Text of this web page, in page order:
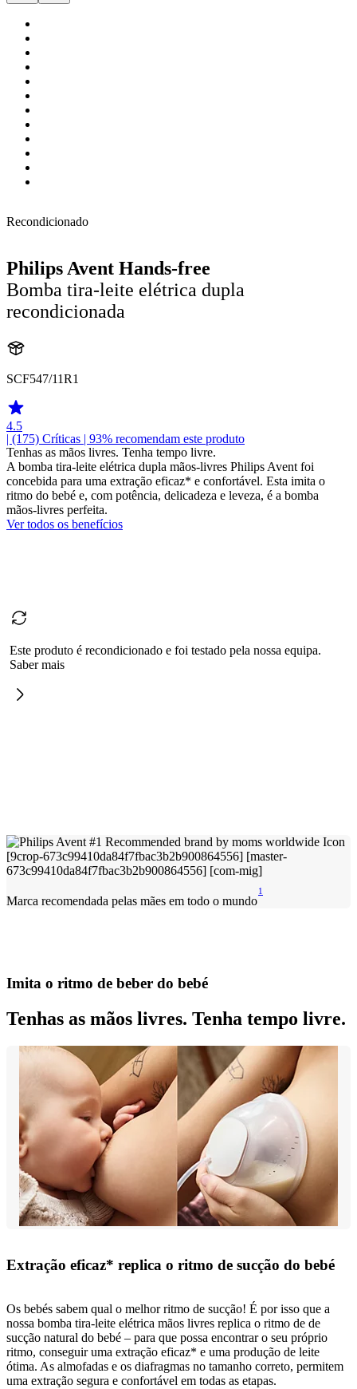
Recondicionado
Philips Avent Hands-free
Bomba tira-leite elétrica dupla
recondicionada
SCF547/11R1
4.5
| (175) Críticas | 93% recomendam este produto
Tenhas as mãos livres. Tenha tempo livre.
A bomba tira-leite elétrica dupla mãos-livres Philips Avent foi
concebida para uma extração eficaz* e confortável. Esta imita o
ritmo do bebé e, com potência, delicadeza e leveza, é a bomba
mãos-livres perfeita.
Ver todos os benefícios
Este produto é recondicionado e foi testado pela nossa equipa.
Saber mais
Marca recomendada pelas mães em todo o mundo
1
Imita o ritmo de beber do bebé
Tenhas as mãos livres. Tenha tempo livre.
Extração eficaz* replica o ritmo de sucção do bebé
Os bebés sabem qual o melhor ritmo de sucção! É por isso que a
nossa bomba tira-leite elétrica mãos livres replica o ritmo de de
sucção natural do bebé – para que possa encontrar o seu próprio
ritmo, conseguir uma extração eficaz* e uma produção de leite
ótima. As almofadas e os diafragmas no tamanho correto, permitem
uma extração segura e confortável em todas as etapas.